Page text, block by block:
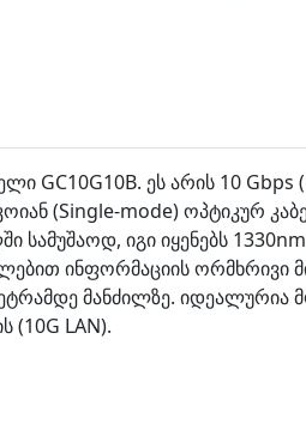
GC10G10B. ეს არის 10 Gbps
(Single-mode) ოპტიკურ
სამუშაოდ, იგი იყენებს
ინფორმაციის
მანძილზე. იდეალურია
(10G LAN).